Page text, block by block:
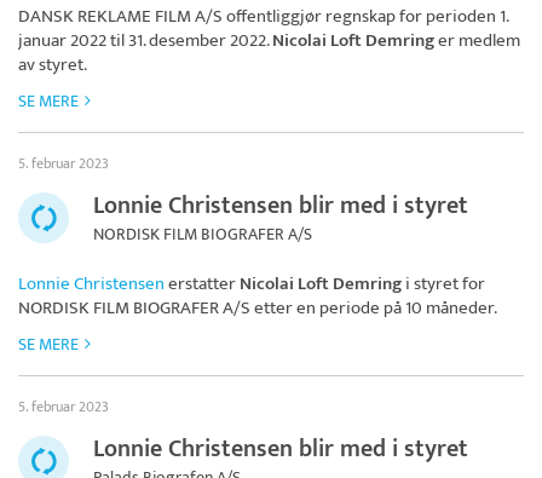
DANSK REKLAME FILM A/Soffentliggjør regnskap for perioden 1.
januar 2022 til 31. desember 2022.Nicolai Loft Demringer medlem
av styret.
SE MERE
5. februar 2023
Lonnie Christensen blir med i styret
NORDISK FILM BIOGRAFER A/S
Lonnie ChristensenerstatterNicolai Loft Demringi styret for
NORDISK FILM BIOGRAFER A/Setter en periode på 10 måneder.
SE MERE
5. februar 2023
Lonnie Christensen blir med i styret